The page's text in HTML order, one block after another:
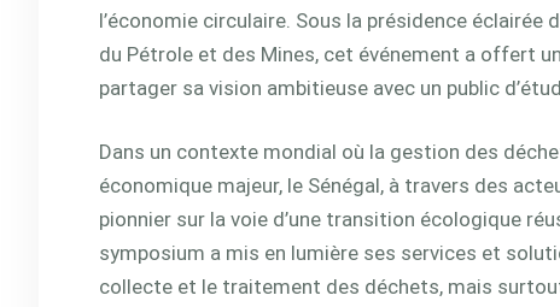
l’économie circulaire. Sous la présidence éclairée
du Pétrole et des Mines, cet événement a offert
partager sa vision ambitieuse avec un public
Dans un contexte mondial où la gestion des
économique majeur, le Sénégal, à travers des
pionnier sur la voie d’une transition écologique
symposium a mis en lumière ses services et
collecte et le traitement des déchets, mais